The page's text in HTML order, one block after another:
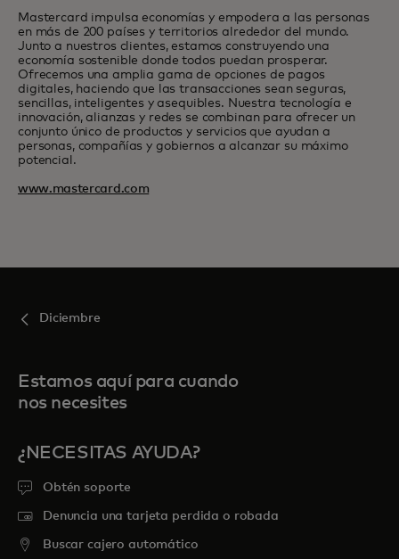
Mastercard impulsa economías y empodera a las personas
en más de 200 países y territorios alrededor del mundo.
Junto a nuestros clientes, estamos construyendo una
economía sostenible donde todos puedan prosperar.
Ofrecemos una amplia gama de opciones de pagos
digitales, haciendo que las transacciones sean seguras,
sencillas, inteligentes y asequibles. Nuestra tecnología e
innovación, alianzas y redes se combinan para ofrecer un
conjunto único de productos y servicios que ayudan a
personas, compañías y gobiernos a alcanzar su máximo
potencial.
www.mastercard.com
Diciembre
Estamos aquí para cuando
nos necesites
¿NECESITAS AYUDA?
Obtén soporte
Denuncia una tarjeta perdida o robada
Buscar cajero automático